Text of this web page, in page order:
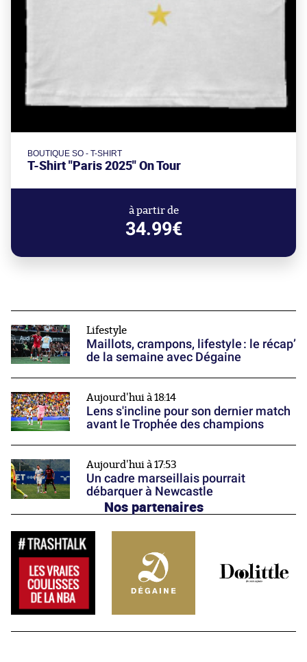
BOUTIQUE SO - T-SHIRT
T-Shirt "Paris 2025" On Tour
à partir de
34.99€
Lifestyle
Maillots, crampons, lifestyle : le récap’
de la semaine avec Dégaine
Aujourd'hui à 18:14
Lens s'incline pour son dernier match
avant le Trophée des champions
Aujourd'hui à 17:53
Un cadre marseillais pourrait
débarquer à Newcastle
Nos partenaires